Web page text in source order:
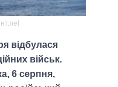
відбулася
військ.
6 серпня,